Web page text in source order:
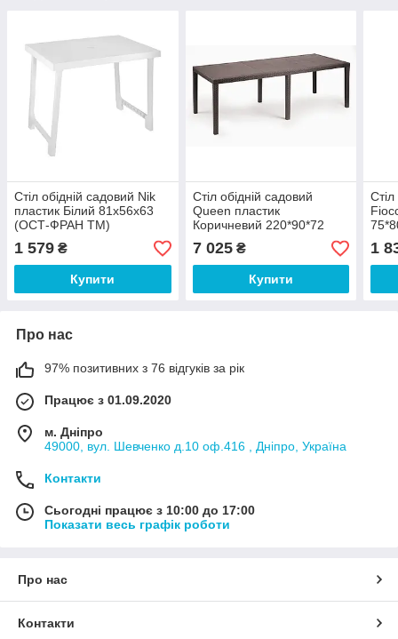
Стіл обідній садовий Nik
пластик Білий 81x56x63
(ОСТ-ФРАН ТМ)
1 579 ₴
Купити
Стіл обідній садовий
Queen пластик
Коричневий 220*90*72
(ОСТ-ФРАН ТМ)
7 025₴
Купити
1
Про нас
97% позитивних з 76 відгуків за рік
Працює з 01.09.2020
м. Дніпро
49000, вул. Шевченко д.10 оф.416 , Дніпро, Україна
Контакти
Сьогодні працює з 10:00 до 17:00
Показати весь графік роботи
Про нас
Контакти